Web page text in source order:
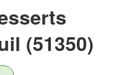
(51350)